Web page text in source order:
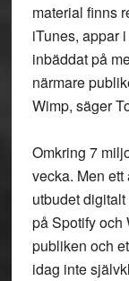
material finns
iTunes, appar
inbäddat på
närmare
Wimp, säger
Omkring 7
vecka. Men
utbudet
på Spotify och
publiken och
idag inte